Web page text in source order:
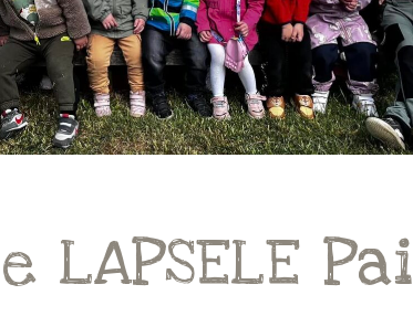
LAPSELE Pai